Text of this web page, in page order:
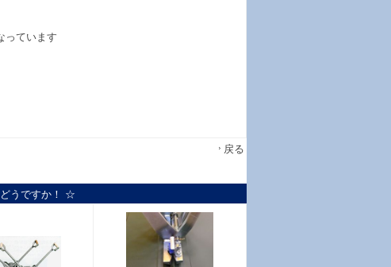
っています
戻る
うですか！ ☆